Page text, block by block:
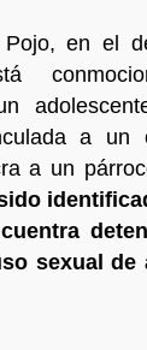
en el
a un
a un
sexual de